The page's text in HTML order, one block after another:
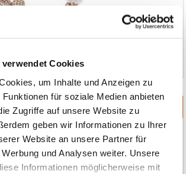
verwendet Cookies
um Inhalte und Anzeigen zu
für soziale Medien anbieten
Zugriffe auf unsere Website zu
geben wir Informationen zu Ihrer
Website an unsere Partner für
und Analysen weiter. Unsere
Informationen möglicherweise mit
Wurfspielzeuge